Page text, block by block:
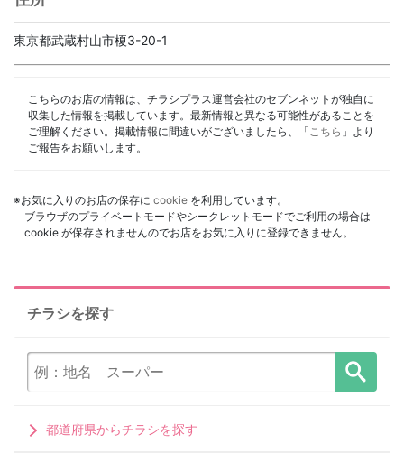
東京都武蔵村山市榎3-20-1
こちらのお店の情報は、チラシプラス運営会社のセブンネットが独自に
収集した情報を掲載しています。最新情報と異なる可能性があることを
ご理解ください。掲載情報に間違いがございましたら、「 こちら 」より
ご報告をお願いします。
※お気に入りのお店の保存に cookie を利用しています。
ブラウザのプライベートモードやシークレットモードでご利用の場合は
cookie が保存されませんのでお店をお気に入りに登録できません。
チラシを探す
都道府県からチラシを探す